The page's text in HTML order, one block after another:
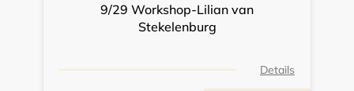
9/29 Workshop-Lilian van
Stekelenburg
Details